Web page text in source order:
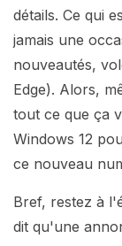
détails. Ce qui
jamais une
nouveautés,
Edge). Alors,
tout ce que ça
Windows 12
ce nouveau
Bref, restez à
dit qu'une